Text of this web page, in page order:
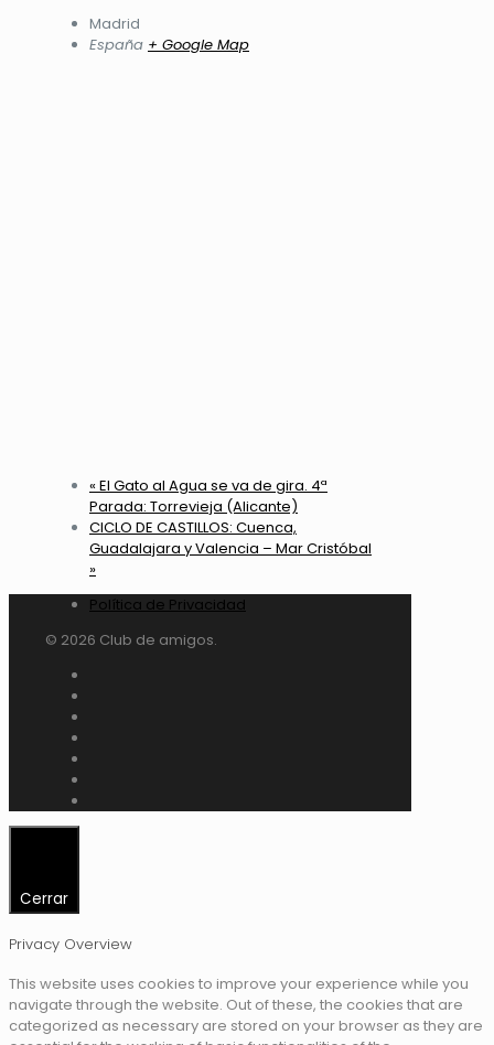
Madrid
España + Google Map
« El Gato al Agua se va de gira. 4ª
Parada: Torrevieja (Alicante)
CICLO DE CASTILLOS: Cuenca,
Guadalajara y Valencia – Mar Cristóbal
»
Política de Privacidad
© 2026 Club de amigos.
Cerrar
Privacy Overview
This website uses cookies to improve your experience while you
navigate through the website. Out of these, the cookies that are
categorized as necessary are stored on your browser as they are